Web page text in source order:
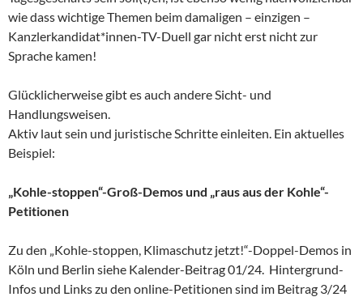
wie dass wichtige Themen beim damaligen – einzigen –
Kanzlerkandidat*innen-TV-Duell gar nicht erst nicht zur
Sprache kamen!
Glücklicherweise gibt es auch andere Sicht- und
Handlungsweisen.
Aktiv laut sein und juristische Schritte einleiten. Ein aktuelles
Beispiel:
„Kohle-stoppen“-Groß-Demos und „raus aus der Kohle“-
Petitionen
Zu den „Kohle-stoppen, Klimaschutz jetzt!“-Doppel-Demos in
Köln und Berlin siehe Kalender-Beitrag 01/24. Hintergrund-
Infos und Links zu den online-Petitionen sind im Beitrag 3/24